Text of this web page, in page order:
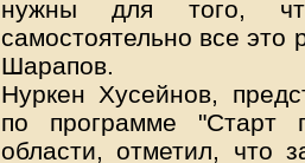
нужны для того,
самостоятельно все
Шарапов.
Нуркен Хусейнов,
по программе "Старт
области, отметил, что